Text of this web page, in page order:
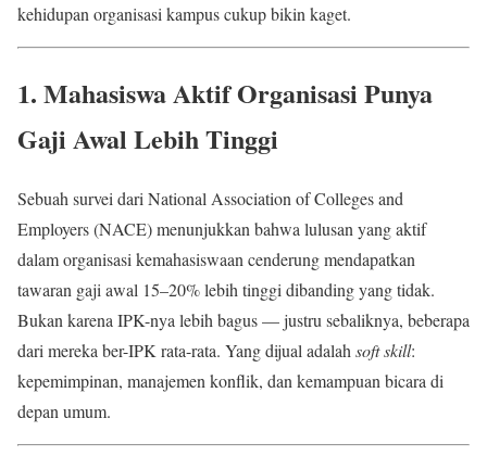
kehidupan organisasi kampus cukup bikin kaget.
1. Mahasiswa Aktif Organisasi Punya
Gaji Awal Lebih Tinggi
Sebuah survei dari National Association of Colleges and
Employers (NACE) menunjukkan bahwa lulusan yang aktif
dalam organisasi kemahasiswaan cenderung mendapatkan
tawaran gaji awal 15–20% lebih tinggi dibanding yang tidak.
Bukan karena IPK-nya lebih bagus — justru sebaliknya, beberapa
dari mereka ber-IPK rata-rata. Yang dijual adalah soft skill:
kepemimpinan, manajemen konflik, dan kemampuan bicara di
depan umum.